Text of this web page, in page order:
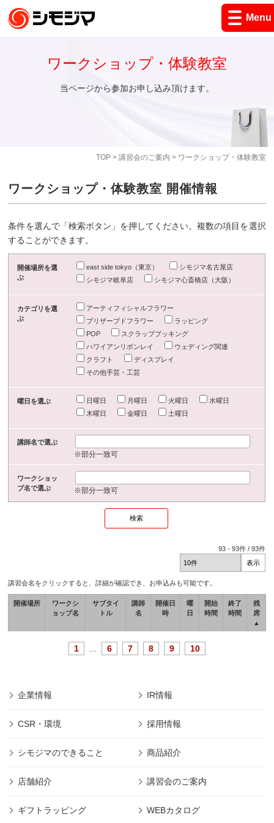
Menu
TOP> 講習会のご案内 > ワークショップ・体験教室
ワークショップ・体験教室
当ページから参加お申し込み頂けます。
ワークショップ・体験教室 開催情報
条件を選んで「検索ボタン」を押してください。複数の項目を選択
することができます。
開催場所を選
ぶ
east side tokyo（東京）
シモジマ名古屋店
シモジマ岐阜店
シモジマ心斎橋店（大阪）
カテゴリを選
ぶ
アーティフィシャルフラワー
プリザーブドフラワー
ラッピング
POP
スクラップブッキング
ハワイアンリボンレイ
ウェディング関連
クラフト
ディスプレイ
その他手芸・工芸
曜日を選ぶ 日曜日 月曜日 火曜日
水曜日
木曜日
金曜日 土曜日
講師名で選ぶ
※部分一致可
ワークショッ
プ名で選ぶ
※部分一致可
93 -93件 /93件
講習会名をクリックすると、詳細が確認でき、お申込みも可能です。
開催場所
ワークシ
ョップ名
サブタイ
トル
講師
名
開催日
時
曜
日
開始
時間
終了
時間
残
席
▲
1 6 7 8 9 10
企業情報 IR情報
CSR・環境 採用情報
シモジマのできること 商品紹介
店舗紹介 講習会のご案内
ギフトラッピング WEBカタログ